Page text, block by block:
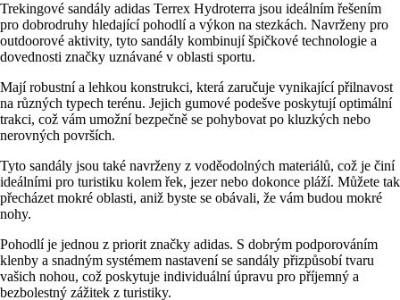
Trekingové sandály adidas Terrex Hydroterra jsou ideálním řešením
pro dobrodruhy hledající pohodlí a výkon na stezkách. Navrženy pro
outdoorové aktivity, tyto sandály kombinují špičkové technologie a
dovednosti značky uznávané v oblasti sportu.
Mají robustní a lehkou konstrukci, která zaručuje vynikající přilnavost
na různých typech terénu. Jejich gumové podešve poskytují optimální
trakci, což vám umožní bezpečně se pohybovat po kluzkých nebo
nerovných površích.
Tyto sandály jsou také navrženy z voděodolných materiálů, což je činí
ideálními pro turistiku kolem řek, jezer nebo dokonce pláží. Můžete tak
přecházet mokré oblasti, aniž byste se obávali, že vám budou mokré
nohy.
Pohodlí je jednou z priorit značky adidas. S dobrým podporováním
klenby a snadným systémem nastavení se sandály přizpůsobí tvaru
vašich nohou, což poskytuje individuální úpravu pro příjemný a
bezbolestný zážitek z turistiky.